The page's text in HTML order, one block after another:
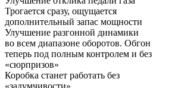
Трогается сразу, ощущается
дополнительный запас мощности
Улучшение разгонной динамики
во всем диапазоне оборотов. Обгон
теперь под полным контролем и без
«сюрпризов»
Коробка станет работать без